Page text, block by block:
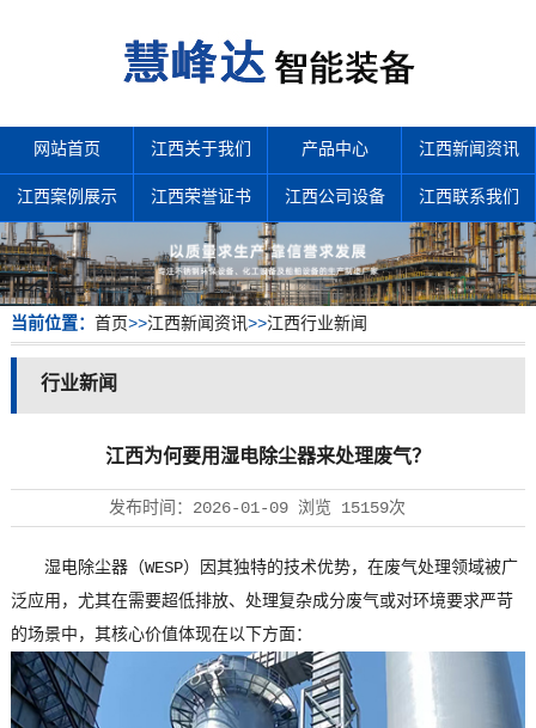
网站首页 江西关于我们 产品中心 江西新闻资讯
江西案例展示 江西荣誉证书 江西公司设备 江西联系我们
当前位置： 首页>>江西新闻资讯>>江西行业新闻
行业新闻
江西为何要用湿电除尘器来处理废气？
发布时间： 2026-01-09浏览 15159次
湿电除尘器（WESP）因其独特的技术优势，在废气处理领域被广
泛应用，尤其在需要超低排放、处理复杂成分废气或对环境要求严苛
的场景中，其核心价值体现在以下方面：